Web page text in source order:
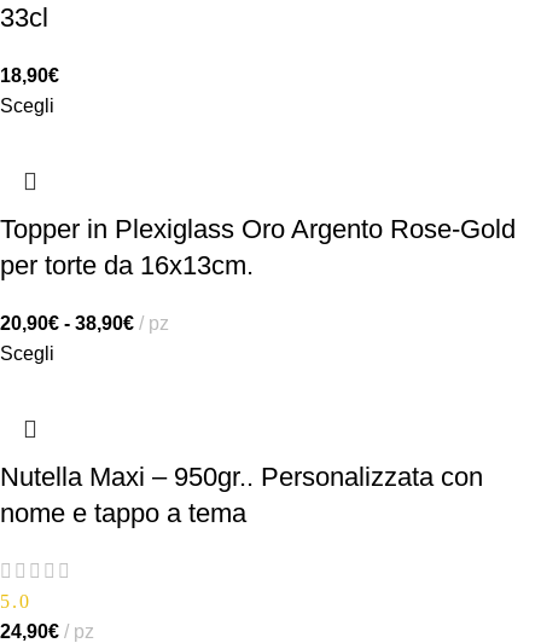
33cl
18,90€
Scegli
Topper in Plexiglass Oro Argento Rose-Gold
per torte da 16x13cm.
20,90€ - 38,90€
pz
Scegli
Nutella Maxi – 950gr.. Personalizzata con
nome e tappo a tema
5.0
24,90€
pz